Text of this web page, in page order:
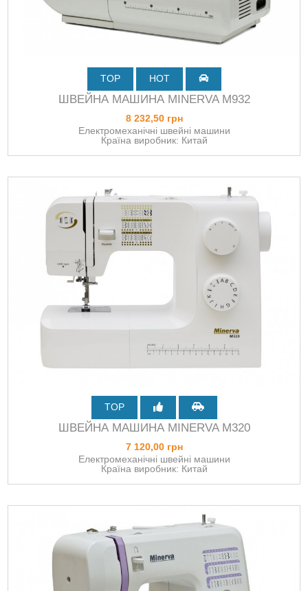
TOP HOT
ШВЕЙНА МАШИНА MINERVA M932
8 232,50 грн
Електромеханічні швейні машини
Країна виробник: Китай
TOP
ШВЕЙНА МАШИНА MINERVA M320
7 120,00 грн
Електромеханічні швейні машини
Країна виробник: Китай